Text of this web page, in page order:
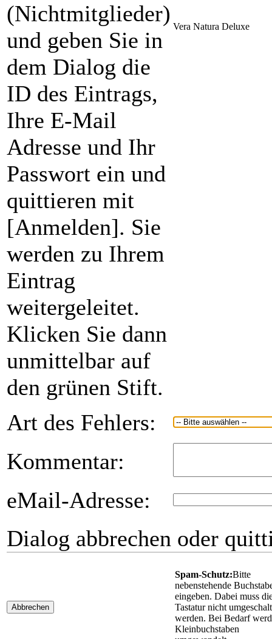
(Nichtmitglieder)
und geben Sie in
dem Dialog die
ID des Eintrags,
Ihre E-Mail
Adresse und Ihr
Passwort ein und
quittieren mit
[Anmelden]. Sie
werden zu Ihrem
Eintrag
weitergeleitet.
Klicken Sie dann
unmittelbar auf
den grünen Stift.
Vera Natura Deluxe
Art des Fehlers:
Kommentar:
eMail-Adresse:
Dialog abbrechen oder
Abbrechen
Spam-Schutz:Bitte
nebenstehende
eingeben. Dabei muss
Tastatur nicht
werden. Bei Bedarf
Kleinbuchstaben